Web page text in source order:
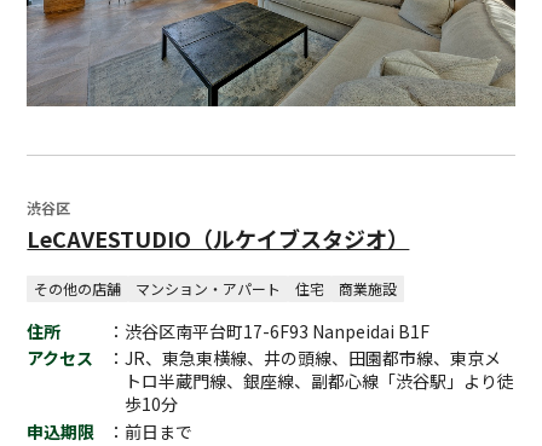
渋谷区
LeCAVESTUDIO（ルケイブスタジオ）
その他の店舗 マンション・アパート 住宅 商業施設
住所
：渋谷区南平台町17-6F93 Nanpeidai B1F
アクセス
：JR、東急東横線、井の頭線、田園都市線、東京メ
トロ半蔵門線、銀座線、副都心線「渋谷駅」より徒
歩10分
申込期限
：前日まで